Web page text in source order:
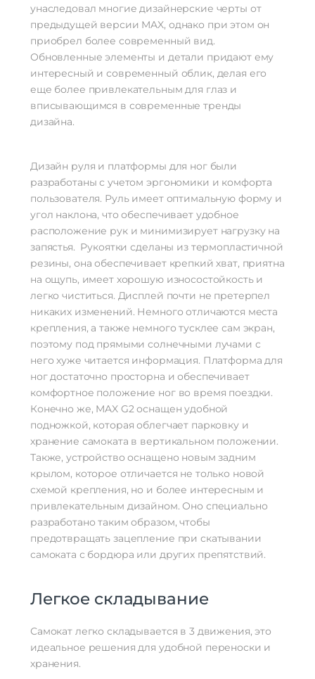
унаследовал многие дизайнерские черты от
предыдущей версии MAX, однако при этом он
приобрел более современный вид.
Обновленные элементы и детали придают ему
интересный и современный облик, делая его
еще более привлекательным для глаз и
вписывающимся в современные тренды
дизайна.
Дизайн руля и платформы для ног были
разработаны с учетом эргономики и комфорта
пользователя. Руль имеет оптимальную форму и
угол наклона, что обеспечивает удобное
расположение рук и минимизирует нагрузку на
запястья. Рукоятки сделаны из термопластичной
резины, она обеспечивает крепкий хват, приятна
на ощупь, имеет хорошую износостойкость и
легко чиститься. Дисплей почти не претерпел
никаких изменений. Немного отличаются места
крепления, а также немного тусклее сам экран,
поэтому под прямыми солнечными лучами с
него хуже читается информация. Платформа для
ног достаточно просторна и обеспечивает
комфортное положение ног во время поездки.
Конечно же, MAX G2 оснащен удобной
подножкой, которая облегчает парковку и
хранение самоката в вертикальном положении.
Также, устройство оснащено новым задним
крылом, которое отличается не только новой
схемой крепления, но и более интересным и
привлекательным дизайном. Оно специально
разработано таким образом, чтобы
предотвращать зацепление при скатывании
самоката с бордюра или других препятствий.
Легкое складывание
Самокат легко складывается в 3 движения, это
идеальное решения для удобной переноски и
хранения.